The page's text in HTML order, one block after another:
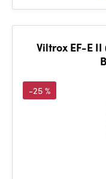
Viltrox EF-E II
-25 %